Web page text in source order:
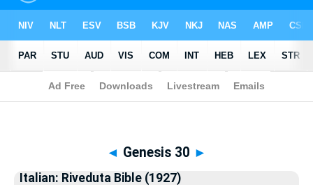
>Italian: Riveduta Bible (1927) > Genesis 30
◄ Genesis 30 ►
Italian: Riveduta Bible (1927)